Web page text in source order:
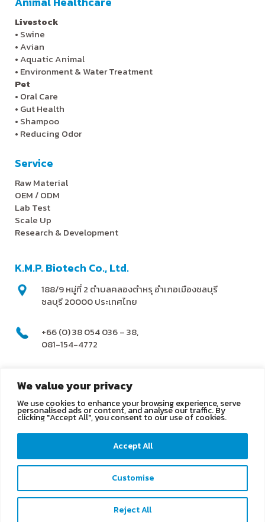
We value your privacy
We use cookies to enhance your browsing experience, serve
personalised ads or content, and analyse our traffic. By
clicking "Accept All", you consent to our use of cookies.
Customise
Reject All
Accept All
Livestock
• Swine
•Avian
•Aquatic Animal
• Environment & Water Treatment
Pet
• Oral Care
• Gut Health
• Shampoo
• Reducing Odor
Service
Raw Material
OEM / ODM
Lab Test
Scale Up
Research & Development
K.M.P. Biotech Co., Ltd.
188/9 หมู่ที่ 2 ตำบลคลองตำหรุ อำเภอเมืองชลบุรี
ชลบุรี 20000 ประเทศไทย
+66 (0) 38 054 036 – 38,
081-154-4772
info@kmpbiotech.com
Kmpbiotech
KMPbiotech
Contact us